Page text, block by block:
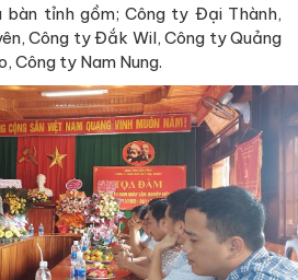
tỉnh gồm; Công ty Đại Thành,
Công ty Đắk Wil, Công ty Quảng
Công ty Nam Nung.